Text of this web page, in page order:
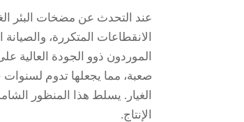
عند التحدث عن مضخات البئر
الانقطاعات المتكررة،
الموردون ذوو الجودة
صعبة، مما يجعلها تدوم
الغيار. يسلط هذا المنظور
الإنتاج.